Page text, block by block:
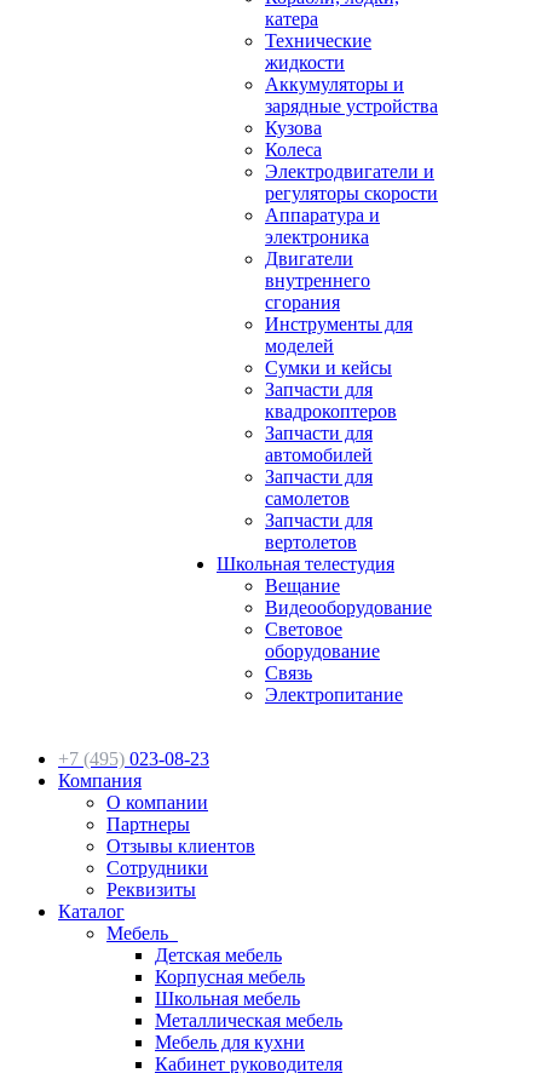
катера
Технические
жидкости
Аккумуляторы и
зарядные устройства
Кузова
Колеса
Электродвигатели и
регуляторы скорости
Аппаратура и
электроника
Двигатели
внутреннего
сгорания
Инструменты для
моделей
Сумки и кейсы
Запчасти для
квадрокоптеров
Запчасти для
автомобилей
Запчасти для
самолетов
Запчасти для
вертолетов
Школьная телестудия
Вещание
Видеооборудование
Световое
оборудование
Связь
Электропитание
+7 (495) 023-08-23
Компания
О компании
Партнеры
Отзывы клиентов
Сотрудники
Реквизиты
Каталог
Мебель
Детская мебель
Корпусная мебель
Школьная мебель
Металлическая мебель
Мебель для кухни
Кабинет руководителя